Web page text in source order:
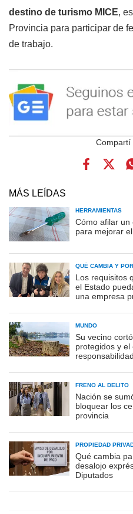
destino de turismo MICE,
Provincia para participar de
de trabajo.
MÁS LEÍDAS
HERRAMIENTAS
Cómo afilar un
para mejorar
QUÉ CAMBIA Y
Los requisitos
el Estado
una empresa
MUNDO
Su vecino
protegidos y
responsabilidad
FRENO AL DELITO
Nación se
bloquear los
provincia
PROPIEDAD
Qué cambia
desalojo
Diputados